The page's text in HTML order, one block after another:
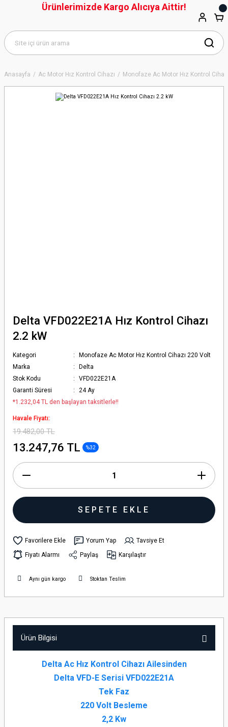
Anasayfa Ac Motor Hız Kontrol Cihazı Monofaze Ac Motor Hız Kontrol
Delta VFD022E21A Hız Kontrol Cihazı
2.2 kW
Kategori
Monofaze Ac Motor Hız Kontrol Cihazı 220 Volt
Marka
Delta
Stok Kodu
VFD022E21A
Garanti Süresi
24 Ay
*1.232,04 TL den başlayan taksitlerle!!
Havale Fiyatı:
19.482,00 TL
13.247,76 TL %32
SEPETE EKLE
Yorum Yap
Tavsiye Et
Fiyatı Alarmı
Paylaş Karşılaştır
Aynı gün kargo Stoktan Teslim
Ürün Bilgisi
Delta Ac Hız Kontrol Cihazı Ailesinden
Delta VFD-E Serisi VFD022E21A
Tek Faz
220 Volt Besleme
2,2 Kw
Ürünlerimizde Kargo Alıcıya Aittir!